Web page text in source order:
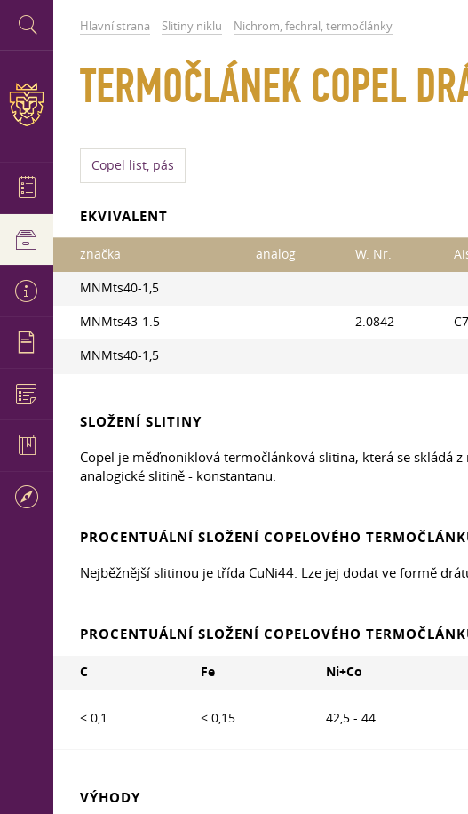
Hlavní strana Slitiny niklu Nichrom, fechral, termočlánky
TERMOČLÁNEK COPEL
Copel list, pás
EKVIVALENT
značka analog W. Nr.
MNMts40-1,5
MNMts43-1.5 2.0842
MNMts40-1,5
SLOŽENÍ SLITINY
Copel je měďnoniklová termočlánková slitina, která se skládá
analogické slitině - konstantanu.
PROCENTUÁLNÍ SLOŽENÍ COPELOVÉHO
Nejběžnější slitinou je třída CuNi44. Lze jej dodat ve formě
PROCENTUÁLNÍ SLOŽENÍ COPELOVÉHO
C Fe Ni+Co
≤ 0,1 ≤ 0,15 42,5 - 44
VÝHODY